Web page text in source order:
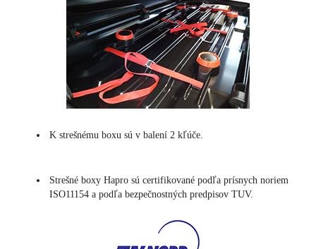
K strešnému boxu sú v balení 2 kľúče.
Strešné boxy Hapro sú certifikované podľa prísnych noriem
ISO11154 a podľa bezpečnostných predpisov TUV.